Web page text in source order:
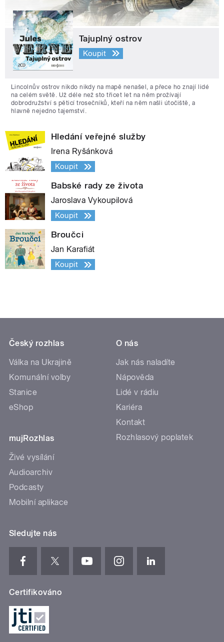
Tajuplný ostrov
Koupit
Lincolnův ostrov nikdo nikdy na mapě nenašel, a přece ho znají lidé
na celém světě. Už déle než sto třicet let na něm prožívají
dobrodružství s pěticí trosečníků, kteří na něm našli útočiště, a
hlavně nejedno tajemství.
Hledání veřejné služby
Irena Ryšánková
Koupit
Babské rady ze života
Jaroslava Vykoupilová
Koupit
Broučci
Jan Karafiát
Koupit
Český rozhlas
Válka na Ukrajině
Komunální volby
Stanice
eShop
mujRozhlas
Živé vysílání
Audioarchiv
Podcasty
Mobilní aplikace
O nás
Jak nás naladíte
Nápověda
Lidé v rádiu
Kariéra
Kontakt
Rozhlasový poplatek
Sledujte nás
Certifikováno